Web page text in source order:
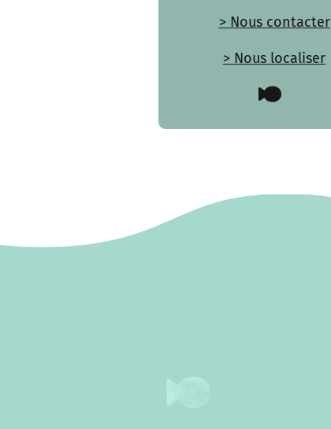
> Nous contacter
> Nous localiser